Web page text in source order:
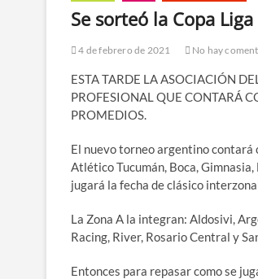
Se sorteó la Copa
4 de febrero de 2021 No hay
ESTA TARDE LA ASOCIACIÓN
PROFESIONAL QUE CONTARÁ
PROMEDIOS.
El nuevo torneo argentino contará
Atlético Tucumán, Boca,
jugará la fecha de clásico
La Zona A la integran: Aldosivi,
Racing, River, Rosario Central y
Entonces para repasar como se